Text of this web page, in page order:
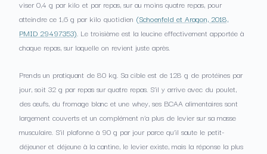
viser 0,4 g par kilo et par repas, sur au moins quatre repas, pour
atteindre ce 1,6 g par kilo quotidien (Schoenfeld et Aragon, 2018,
PMID 29497353). Le troisième est la leucine effectivement apportée à
chaque repas, sur laquelle on revient juste après.
Prends un pratiquant de 80 kg. Sa cible est de 128 g de protéines par
jour, soit 32 g par repas sur quatre repas. S’il y arrive avec du poulet,
des œufs, du fromage blanc et une whey, ses BCAA alimentaires sont
largement couverts et un complément n’a plus de levier sur sa masse
musculaire. S’il plafonne à 90 g par jour parce qu’il saute le petit-
déjeuner et déjeune à la cantine, le levier existe, mais la réponse la plus